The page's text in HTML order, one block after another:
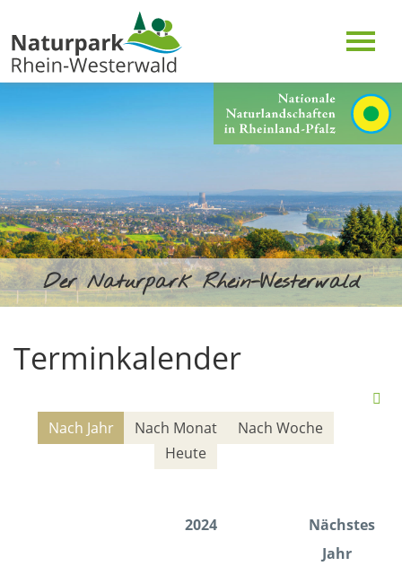
Der Naturpark Rhein-Westerwald
Terminkalender
Nach Jahr Nach Monat
Nach Woche
Heute
2024
Nächstes
Jahr